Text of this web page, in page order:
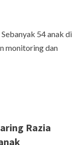
54 anak di
monitoring dan
Razia